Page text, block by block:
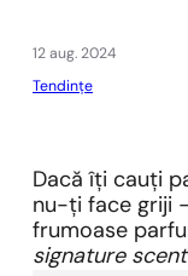
12 aug. 2024
Tendințe
Dacă îți cauți
nu-ți face griji
frumoase
signature scent